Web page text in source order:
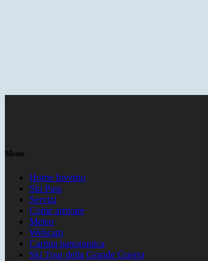
Menu
Home Inverno
Ski Pass
Servizi
Come arrivare
Meteo
Webcam
Cartina panoramica
Ski Tour della Grande Guerra